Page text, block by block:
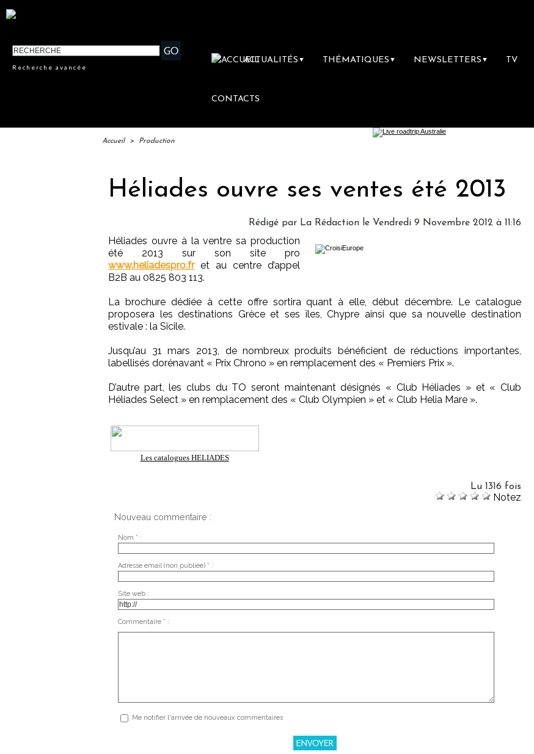
Recherche avancée
ACTUALITÉS ▼ THÉMATIQUES ▼ NEWSLETTERS ▼ TV
CONTACTS
Accueil > Production
Héliades ouvre ses ventes été 2013
Rédigé par La Rédaction le Vendredi 9 Novembre 2012 à 11:16
Héliades ouvre à la ventre sa production
été 2013 sur son site pro
www.heliadespro.fret au centre d’appel
B2B au 0825 803 113.
La brochure dédiée à cette offre sortira quant à elle, début décembre. Le catalogue
proposera les destinations Grèce et ses îles, Chypre ainsi que sa nouvelle destination
estivale : la Sicile.
Jusqu’au 31 mars 2013, de nombreux produits bénéficient de réductions importantes,
labellisés dorénavant « Prix Chrono » en remplacement des « Premiers Prix ».
D’autre part, les clubs du TO seront maintenant désignés « Club Héliades » et « Club
Héliades Select » en remplacement des « Club Olympien » et « Club Helia Mare ».
Les catalogues HELIADES
Lu 1316 fois
Notez
Nouveau commentaire :
Nom * :
Adresse email (non publiée) * :
Site web :
Commentaire * :
Me notifier l'arrivée de nouveaux commentaires